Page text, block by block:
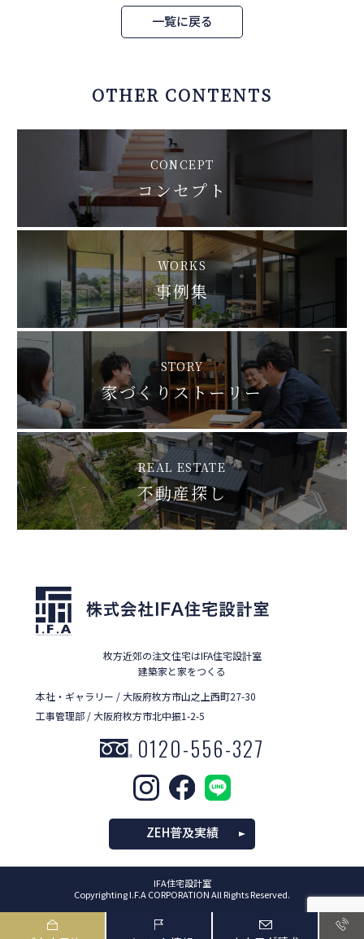
一覧に戻る
OTHER CONTENTS
CONCEPT
コンセプト
WORKS
事例集
STORY
家づくりストーリー
REAL ESTATE
不動産探し
枚方近郊の注文住宅はIFA住宅設計室
建築家と家をつくる
本社・ギャラリー / 大阪府枚方市山之上西町27-30
工事管理部 / 大阪府枚方市北中振1-2-5
0120-556-327
ZEH普及実績
IFA住宅設計室
Copyrighting I.F.A CORPORATION All Rights Reserved.